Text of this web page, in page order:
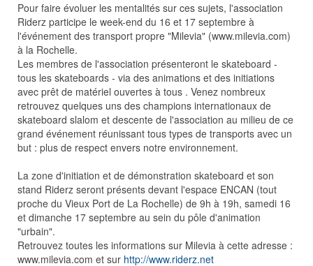
Pour faire évoluer les mentalités sur ces sujets, l'association
Riderz participe le week-end du 16 et 17 septembre à
l'événement des transport propre "Milevia" (www.milevia.com)
à la Rochelle.
Les membres de l'association présenteront le skateboard -
tous les skateboards - via des animations et des initiations
avec prêt de matériel ouvertes à tous . Venez nombreux
retrouvez quelques uns des champions internationaux de
skateboard slalom et descente de l'association au milieu de ce
grand événement réunissant tous types de transports avec un
but : plus de respect envers notre environnement.
La zone d'initiation et de démonstration skateboard et son
stand Riderz seront présents devant l'espace ENCAN (tout
proche du Vieux Port de La Rochelle) de 9h à 19h, samedi 16
et dimanche 17 septembre au sein du pôle d'animation
"urbain".
Retrouvez toutes les informations sur Milevia à cette adresse :
www.milevia.com et sur http://www.riderz.net